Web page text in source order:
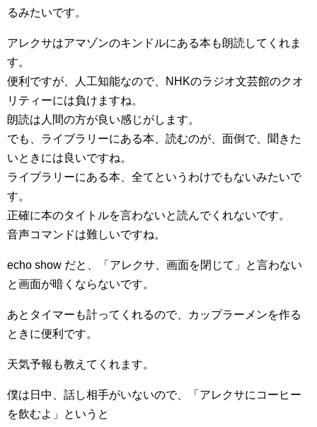
るみたいです。
アレクサはアマゾンのキンドルにある本も朗読してくれま
す。
便利ですが、人工知能なので、NHKのラジオ文芸館のクオ
リティーには負けますね。
朗読は人間の方が良い感じがします。
でも、ライブラリーにある本、読むのが、面倒で、聞きた
いときには良いですね。
ライブラリーにある本、全てというわけでもないみたいで
す。
正確に本のタイトルを言わないと読んでくれないです。
音声コマンドは難しいですね。
echo show だと、「アレクサ、画面を閉じて」と言わない
と画面が暗くならないです。
あとタイマーも計ってくれるので、カップラーメンを作る
ときに便利です。
天気予報も教えてくれます。
僕は日中、話し相手がいないので、「アレクサにコーヒー
を飲むよ」というと